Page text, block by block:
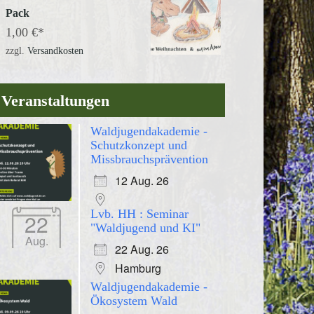
Pack
1,00 €
zzgl. Versandkosten
Veranstaltungen
Waldjugendakademie -
Schutzkonzept und
Missbrauchsprävention
12 Aug. 26
22
Aug.
Lvb. HH : Seminar
"Waldjugend und KI"
22 Aug. 26
Hamburg
Waldjugendakademie -
Ökosystem Wald